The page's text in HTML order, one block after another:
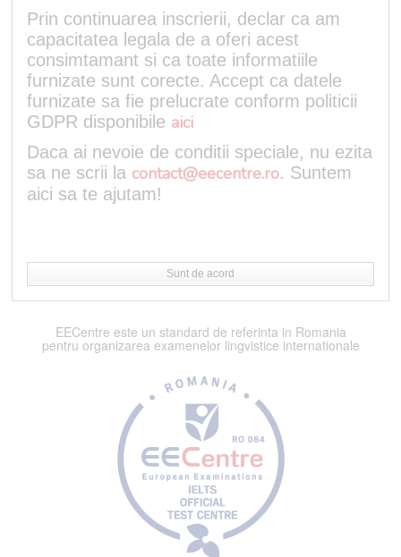
Prin continuarea inscrierii, declar ca am
capacitatea legala de a oferi acest
consimtamant si ca toate informatiile
furnizate sunt corecte. Accept ca datele
furnizate sa fie prelucrate conform politicii
GDPR disponibile aici
Daca ai nevoie de conditii speciale, nu ezita
sa ne scrii la contact@eecentre.ro. Suntem
aici sa te ajutam!
Sunt de acord
EECentre este un standard de referinta in Romania
pentru organizarea examenelor lingvistice internationale